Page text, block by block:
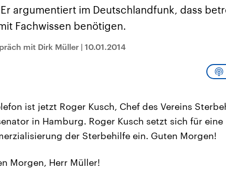
der Erde, mit
Einfluss auf das
Weltgeschehen.
Region wieder die
möchte die Hamas
zerstören. Diese wird wie
vom Iran unterstützt.
Religionsführer
regierter Staat im
argumentiert im Deutschlandfunk, dass
Fachwissen benötigen.
mit Dirk Müller | 10.01.2014
ist jetzt Roger Kusch, Chef des Vereins
in Hamburg. Roger Kusch setzt sich für
der Sterbehilfe ein. Guten Morgen!
Morgen, Herr Müller!